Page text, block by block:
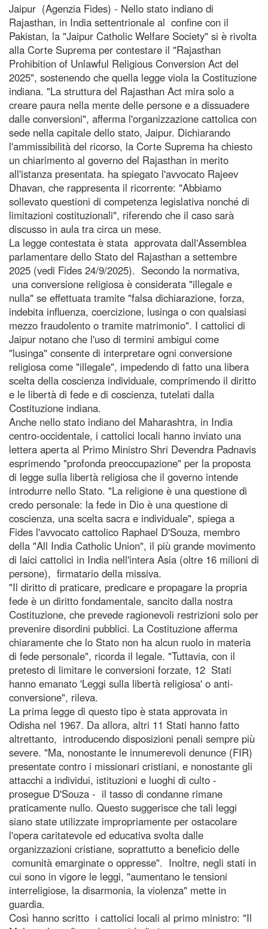
Jaipur (Agenzia Fides) - Nello stato indiano di
Rajasthan, in India settentrionale al confine con il
Pakistan, la "Jaipur Catholic Welfare Society" si è rivolta
alla Corte Suprema per contestare il "Rajasthan
Prohibition of Unlawful Religious Conversion Act del
2025", sostenendo che quella legge viola la Costituzione
indiana. "La struttura del Rajasthan Act mira solo a
creare paura nella mente delle persone e a dissuadere
dalle conversioni", afferma l'organizzazione cattolica con
sede nella capitale dello stato, Jaipur. Dichiarando
l'ammissibilità del ricorso, la Corte Suprema ha chiesto
un chiarimento al governo del Rajasthan in merito
all'istanza presentata. ha spiegato l'avvocato Rajeev
Dhavan, che rappresenta il ricorrente: "Abbiamo
sollevato questioni di competenza legislativa nonché di
limitazioni costituzionali", riferendo che il caso sarà
discusso in aula tra circa un mese.
La legge contestata è stata approvata dall'Assemblea
parlamentare dello Stato del Rajasthan a settembre
2025 (vedi Fides 24/9/2025). Secondo la normativa,
una conversione religiosa è considerata "illegale e
nulla" se effettuata tramite "falsa dichiarazione, forza,
indebita influenza, coercizione, lusinga o con qualsiasi
mezzo fraudolento o tramite matrimonio". I cattolici di
Jaipur notano che l'uso di termini ambigui come
"lusinga" consente di interpretare ogni conversione
religiosa come "illegale", impedendo di fatto una libera
scelta della coscienza individuale, comprimendo il diritto
e le libertà di fede e di coscienza, tutelati dalla
Costituzione indiana.
Anche nello stato indiano del Maharashtra, in India
centro-occidentale, i cattolici locali hanno inviato una
lettera aperta al Primo Ministro Shri Devendra Padnavis
esprimendo "profonda preoccupazione" per la proposta
di legge sulla libertà religiosa che il governo intende
introdurre nello Stato. "La religione è una questione di
credo personale: la fede in Dio è una questione di
coscienza, una scelta sacra e individuale", spiega a
Fides l'avvocato cattolico Raphael D'Souza, membro
della "All India Catholic Union", il più grande movimento
di laici cattolici in India nell'intera Asia (oltre 16 milioni di
persone), firmatario della missiva.
"Il diritto di praticare, predicare e propagare la propria
fede è un diritto fondamentale, sancito dalla nostra
Costituzione, che prevede ragionevoli restrizioni solo per
prevenire disordini pubblici. La Costituzione afferma
chiaramente che lo Stato non ha alcun ruolo in materia
di fede personale", ricorda il legale. "Tuttavia, con il
pretesto di limitare le conversioni forzate, 12 Stati
hanno emanato 'Leggi sulla libertà religiosa' o anti-
conversione", rileva.
La prima legge di questo tipo è stata approvata in
Odisha nel 1967. Da allora, altri 11 Stati hanno fatto
altrettanto, introducendo disposizioni penali sempre più
severe. "Ma, nonostante le innumerevoli denunce (FIR)
presentate contro i missionari cristiani, e nonostante gli
attacchi a individui, istituzioni e luoghi di culto -
prosegue D'Souza - il tasso di condanne rimane
praticamente nullo. Questo suggerisce che tali leggi
siano state utilizzate impropriamente per ostacolare
l'opera caritatevole ed educativa svolta dalle
organizzazioni cristiane, soprattutto a beneficio delle
comunità emarginate o oppresse". Inoltre, negli stati in
cui sono in vigore le leggi, "aumentano le tensioni
interreligiose, la disarmonia, la violenza" mette in
guardia.
Così hanno scritto i cattolici locali al primo ministro: "Il